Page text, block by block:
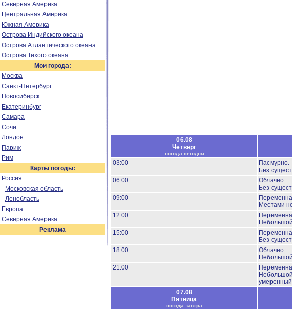
Северная Америка
Центральная Америка
Южная Америка
Острова Индийского океана
Острова Атлантического океана
Острова Тихого океана
Мои города:
Москва
Санкт-Петербург
Новосибирск
Екатеринбург
Самара
Сочи
Лондон
Париж
Рим
Карты погоды:
Россия
- Московская область
- Ленобласть
Европа
Северная Америка
Реклама
06.08
Четверг
погода сегодня
03:00
Пасмурно.
Без
06:00
Облачно.
Без
09:00
Местами
12:00
15:00
Без
18:00
Облачно.
21:00
07.08
Пятница
погода завтра